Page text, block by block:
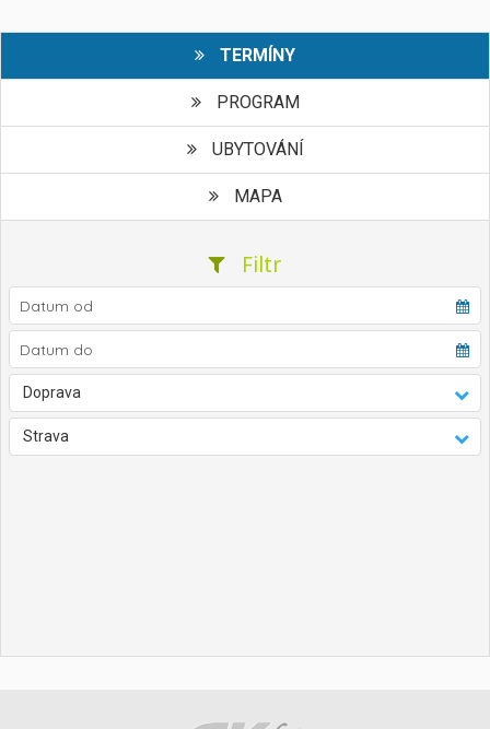
TERMÍNY
PROGRAM
UBYTOVÁNÍ
MAPA
Filtr
Doprava
Strava